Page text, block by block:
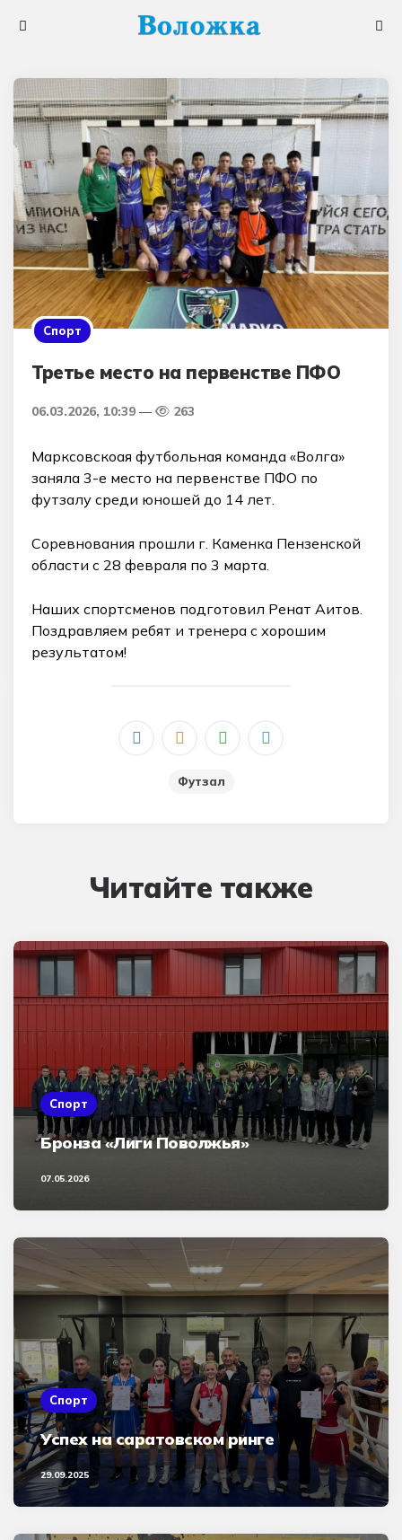
Спорт
Третье место на первенстве ПФО
06.03.2026, 10:39 263
Марксовскоая футбольная команда «Волга»
заняла 3-е место на первенстве ПФО по
футзалу среди юношей до 14 лет.
Соревнования прошли г. Каменка Пензенской
области с 28 февраля по 3 марта.
Наших спортсменов подготовил Ренат Аитов.
Поздравляем ребят и тренера с хорошим
результатом!
Футзал
Читайте также
Спорт
Бронза «Лиги Поволжья»
07.05.2026
Спорт
Успех на саратовском ринге
29.09.2025